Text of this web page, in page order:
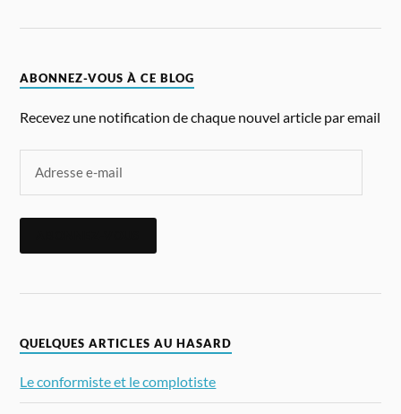
ABONNEZ-VOUS À CE BLOG
Recevez une notification de chaque nouvel article par email
QUELQUES ARTICLES AU HASARD
Le conformiste et le complotiste